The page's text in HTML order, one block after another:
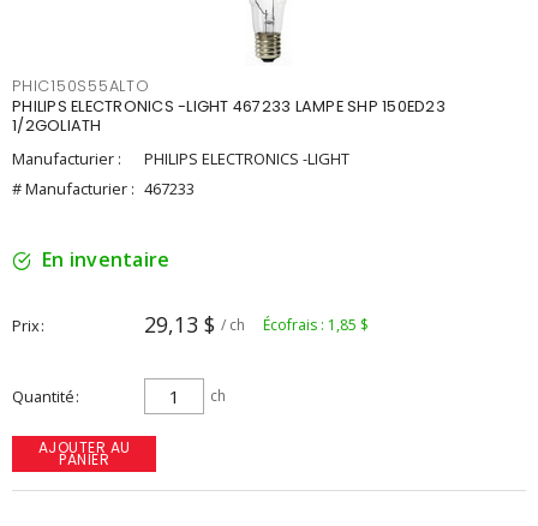
PHIC150S55ALTO
PHILIPS ELECTRONICS -LIGHT 467233 LAMPE SHP 150ED23
1/2GOLIATH
Manufacturier :
PHILIPS ELECTRONICS -LIGHT
# Manufacturier : 467233
En inventaire
Prix 29,13 $ / ch Écofrais : 1,85 $
Quantité ch
AJOUTER AU
PANIER